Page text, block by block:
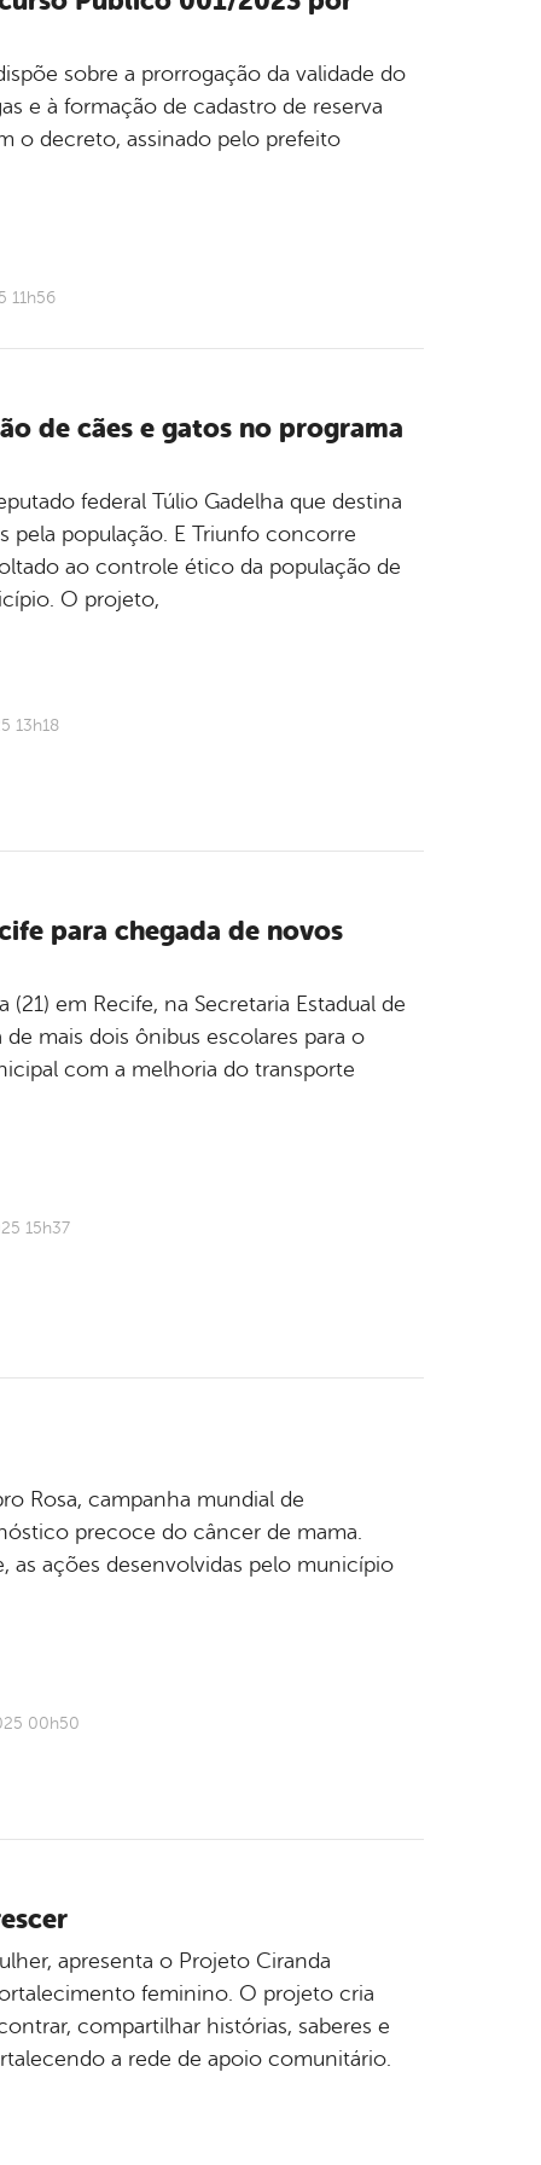
sobre a prorrogação da validade do
e à formação de cadastro de reserva
o decreto, assinado pelo prefeito
11h56
de cães e gatos no programa
federal Túlio Gadelha que destina
pela população. E Triunfo concorre
ao controle ético da população de
O projeto,
13h18
para chegada de novos
em Recife, na Secretaria Estadual de
mais dois ônibus escolares para o
com a melhoria do transporte
15h37
Rosa, campanha mundial de
precoce do câncer de mama.
as ações desenvolvidas pelo município
00h50
apresenta o Projeto Ciranda
feminino. O projeto cria
compartilhar histórias, saberes e
a rede de apoio comunitário.